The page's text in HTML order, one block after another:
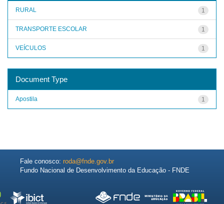
1
RURAL
1
TRANSPORTE ESCOLAR
1
VEÍCULOS
Document Type
1
Apostila
Fale conosco: roda@fnde.gov.br
Fundo Nacional de Desenvolvimento da Educação - FNDE